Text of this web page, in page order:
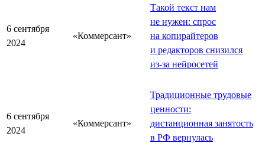
6 сентября
2024
«Коммерсант»
Такой текст нам
не нужен: спрос
на копирайтеров
и редакторов снизился
из-за нейросетей
6 сентября
2024
«Коммерсант»
Традиционные трудовые
ценности:
дистанционная занятость
в РФ вернулась